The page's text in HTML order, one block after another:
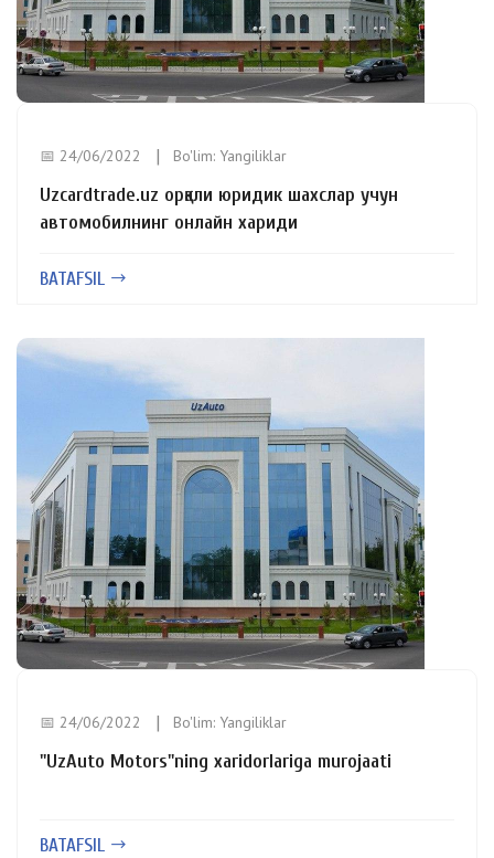
📅 24/06/2022 Bo'lim: Yangiliklar
Uzcardtrade.uz орқали юридик шахслар учун
автомобилнинг онлайн хариди
BATAFSIL
📅 24/06/2022 Bo'lim: Yangiliklar
"UzAuto Motors"ning xaridorlariga murojaati
BATAFSIL